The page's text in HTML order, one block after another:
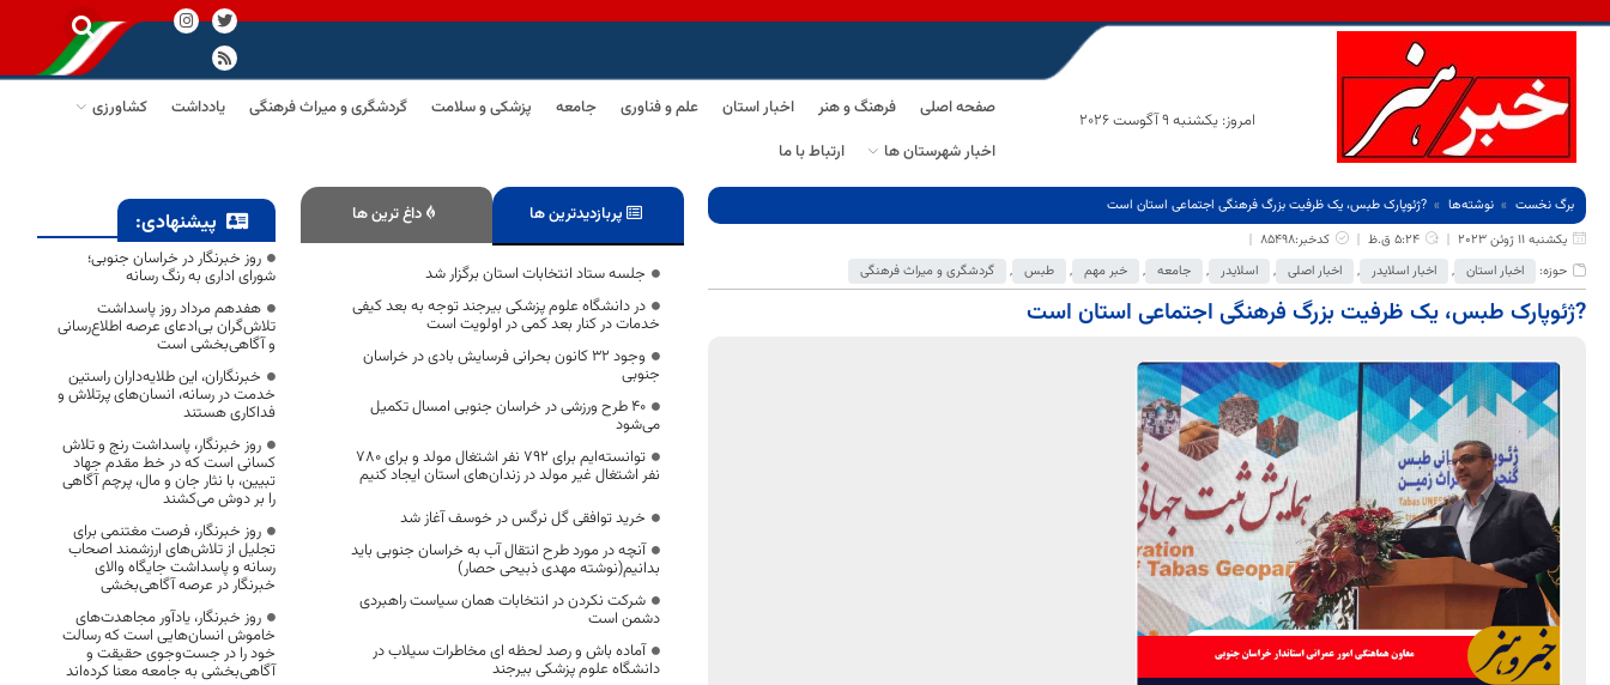
امروز: یکشنبه 9 آگوست 2026
صفحه اصلی فرهنگ و هنر اخبار استان علم و فناوری جامعه پزشکی و سلامت گردشگری و میراث فرهنگی یادداشت
کشاورزی
اخبار شهرستان ها
ارتباط با ما
برگ نخست نوشته‌ها
?ژئوپارک طبس، یک ظرفیت بزرگ فرهنگی اجتماعی استان است
یکشنبه 11 ژوئن 2023
5:24 ق.ظ
کدخبر:85498
حوزه:
اخبار استان , اخبار اسلایدر , اخبار اصلی , اسلایدر , جامعه , خبر مهم , طبس , گردشگری و میراث فرهنگی
?ژئوپارک طبس، یک ظرفیت بزرگ فرهنگی اجتماعی استان است
پربازدیدترین ها داغ ترین ها
جلسه ستاد انتخابات استان برگزار شد
در دانشگاه علوم پزشکی بیرجند توجه به بعد کیفی
خدمات در کنار بعد کمی در اولویت است
وجود ۳۲ کانون بحرانی فرسایش بادی در خراسان
جنوبی
۴۰ طرح ورزشی در خراسان جنوبی امسال تکمیل
می‌شود
توانسته‌ایم برای ۷۹۲ نفر اشتغال مولد و برای ۷۸۰
نفر اشتغال غیر مولد در زندان‌های استان ایجاد کنیم
خرید توافقی گل نرگس در خوسف آغاز شد
آنچه در مورد طرح انتقال آب به خراسان جنوبی باید
بدانیم(نوشته مهدی ذبیحی حصار)
شرکت نکردن در انتخابات همان سیاست راهبردی
دشمن است
آماده باش و رصد لحظه ای مخاطرات سیلاب در
دانشگاه علوم پزشکی بیرجند
پیشنهادی:
روز خبرنگار در خراسان جنوبی؛
شورای اداری به رنگ رسانه
هفدهم مرداد روز پاسداشت
تلاش‌گران بی‌ادعای عرصه اطلاع‌رسانی
و آگاهی‌بخشی است
خبرنگاران، این طلایه‌داران راستین
خدمت در رسانه، انسان‌های پرتلاش و
فداکاری هستند
روز خبرنگار، پاسداشت رنج و تلاش
کسانی است که در خط مقدم جهاد
تبیین، با نثار جان و مال، پرچم آگاهی
را بر دوش می‌کشند
روز خبرنگار، فرصت مغتنمی برای
تجلیل از تلاش‌های ارزشمند اصحاب
رسانه و پاسداشت جایگاه والای
خبرنگار در عرصه آگاهی‌بخشی
روز خبرنگار، یادآور مجاهدت‌های
خاموش انسان‌هایی است که رسالت
خود را در جست‌وجوی حقیقت و
آگاهی‌بخشی به جامعه معنا کرده‌اند